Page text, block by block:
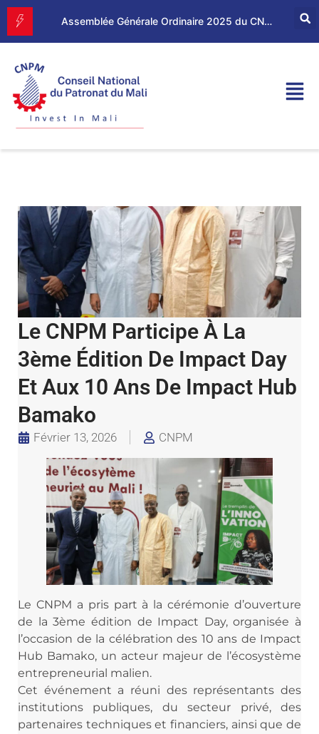
Assemblée Générale Ordinaire 2025 du CNPM
Le CNPM Participe À La
3ème Édition De Impact Day
Et Aux 10 Ans De Impact Hub
Bamako
Février 13, 2026 CNPM
Le CNPM a pris part à la cérémonie d’ouverture
de la 3ème édition de Impact Day, organisée à
l’occasion de la célébration des 10 ans de Impact
Hub Bamako, un acteur majeur de l’écosystème
entrepreneurial malien.
Cet événement a réuni des représentants des
institutions publiques, du secteur privé, des
partenaires techniques et financiers, ainsi que de